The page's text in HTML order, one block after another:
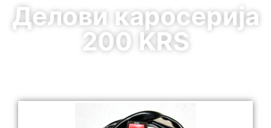
Делови каросерија
200 KRS